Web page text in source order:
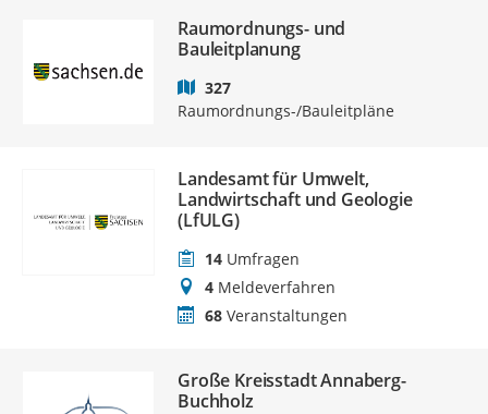
Raumordnungs- und
Bauleitplanung
327
Raumordnungs-/Bauleitpläne
Landesamt für Umwelt,
Landwirtschaft und Geologie
(LfULG)
14 Umfragen
4 Meldeverfahren
68 Veranstaltungen
Große Kreisstadt Annaberg-
Buchholz